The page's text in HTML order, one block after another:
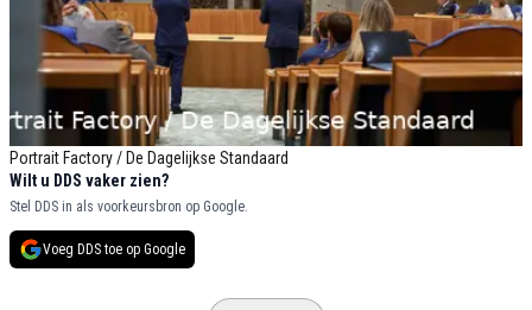
Portrait Factory / De Dagelijkse Standaard
Wilt u DDS vaker zien?
Stel DDS in als voorkeursbron op Google.
Voeg DDS toe op Google